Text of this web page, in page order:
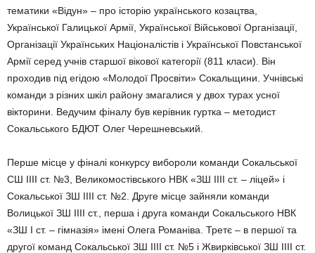
тематики «Відун» – про історію українського козацтва,
Української Галицької Армії, Української Військової Організації,
Організації Українських Націоналістів і Української Повстанської
Армії серед учнів старшої вікової категорії (811 класи). Він
проходив під егідою «Молодої Просвіти» Сокальщини. Учнівські
команди з різних шкіл району змагалися у двох турах усної
вікторини. Ведучим фіналу був керівник гуртка – методист
Сокальського БДЮТ Олег Черешневський.
Перше місце у фіналі конкурсу вибороли команди Сокальської
СШ ІІІІ ст. №3, Великомостівського НВК «ЗШ ІІІІ ст. – ліцей» і
Сокальської ЗШ ІІІІ ст. №2. Друге місце зайняли команди
Волицької ЗШ ІІІІ ст., перша і друга команди Сокальського НВК
«ЗШ І ст. – гімназія» імені Олега Романіва. Третє – в першої та
другої команд Сокальської ЗШ ІІІІ ст. №5 і Жвирківської ЗШ ІІІІ ст.